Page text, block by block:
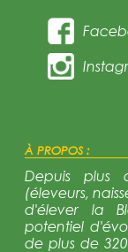
À PROPOS :
Depuis plus
(éleveurs,
d'élever la
potentiel
de plus de